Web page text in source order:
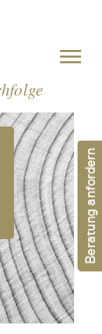
Beratung anfordern